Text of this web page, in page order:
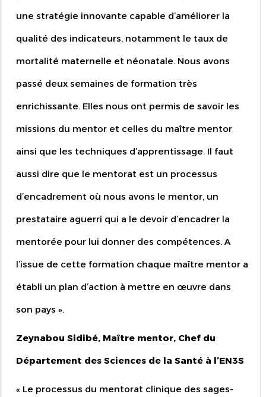
une stratégie innovante capable d’améliorer la
qualité des indicateurs, notamment le taux de
mortalité maternelle et néonatale. Nous avons
passé deux semaines de formation très
enrichissante. Elles nous ont permis de savoir les
missions du mentor et celles du maître mentor
ainsi que les techniques d’apprentissage. Il faut
aussi dire que le mentorat est un processus
d’encadrement où nous avons le mentor, un
prestataire aguerri qui a le devoir d’encadrer la
mentorée pour lui donner des compétences. A
l’issue de cette formation chaque maître mentor a
établi un plan d’action à mettre en œuvre dans
son pays ».
Zeynabou Sidibé, Maître mentor, Chef du
Département des Sciences de la Santé à l’EN3S
« Le processus du mentorat clinique des sages-